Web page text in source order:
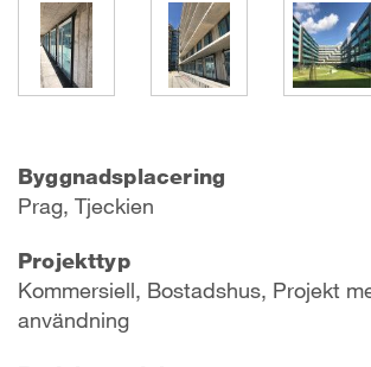
Byggnadsplacering
Prag, Tjeckien
Projekttyp
Kommersiell, Bostadshus, Projekt
användning